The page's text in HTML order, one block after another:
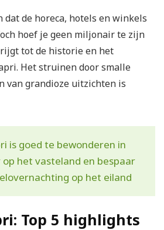
dat de horeca, hotels en winkels
hoef je geen miljonair te zijn
tot de historie en het
Het struinen door smalle
van grandioze uitzichten is
is goed te bewonderen in
op het vasteland en bespaar
op het eiland
Top 5 highlights